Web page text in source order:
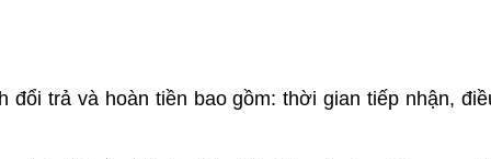
đổi trả và hoàn tiền bao gồm: thời gian tiếp nhận,